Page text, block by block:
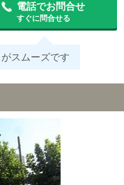
電話でお問合せ
すぐに問合せる
スムーズです